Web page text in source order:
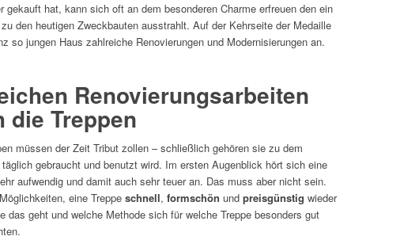
gekauft hat, kann sich oft an dem besonderen Charme erfreuen den ein
den heutigen Zweckbauten ausstrahlt. Auf der Kehrseite der Medaille
so jungen Haus zahlreiche Renovierungen und Modernisierungen an.
Renovierungsarbeiten
die Treppen
müssen der Zeit Tribut zollen – schließlich gehören sie zu dem
gebraucht und benutzt wird. Im ersten Augenblick hört sich eine
aufwendig und damit auch sehr teuer an. Das muss aber nicht sein.
eine Treppe schnell, formschön und preisgünstig wieder
das geht und welche Methode sich für welche Treppe besonders gut